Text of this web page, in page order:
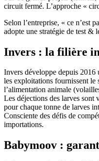
circuit fermé. L’approche «
Selon l’entreprise, « ce n’est
adopte une stratégie de test &
Invers : la filière
Invers développe depuis 2016
les exploitations fournissent le
l’alimentation animale
Les déjections des larves sont
pour chaque tonne de larves
Consciente des défis de
importations.
Babymoov :